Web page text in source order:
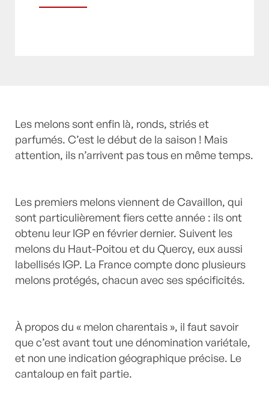
Posté à 10:00hin- Actualités -,Mes conseils,
mes coups de coeur, mes astucesby Laurent
Mariotte
0 Commentaires
Les melons sont enfin là, ronds, striés et
parfumés. C’est le début de la saison ! Mais
attention, ils n’arrivent pas tous en même temps.
Les premiers melons viennent de Cavaillon, qui
sont particulièrement fiers cette année : ils ont
obtenu leur IGP en février dernier. Suivent les
melons du Haut-Poitou et du Quercy, eux aussi
labellisés IGP. La France compte donc plusieurs
melons protégés, chacun avec ses spécificités.
À propos du « melon charentais », il faut savoir
que c’est avant tout une dénomination variétale,
et non une indication géographique précise. Le
cantaloup en fait partie.